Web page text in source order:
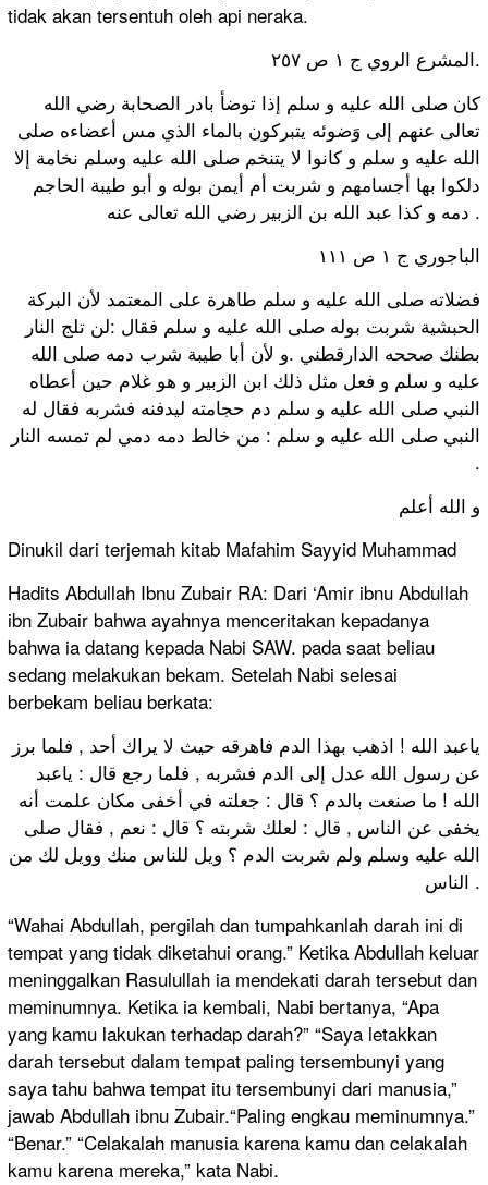
tidak akan tersentuh oleh api neraka.
المشرع الروي ج ١ ص ٢٥٧.
كان صلى الله عليه و سلم إذا توضأ بادر الصحابة رضي الله
تعالى عنهم إلى وَضوئه يتبركون بالماء الذي مس أعضاءه صلى
الله عليه و سلم و كانوا لا يتنخم صلى الله عليه وسلم نخامة إلا
دلكوا بها أجسامهم و شربت أم أيمن بوله و أبو طيبة الحاجم
دمه و كذا عبد الله بن الزبير رضي الله تعالى عنه .
الباجوري ج ١ ص ١١١
فضلاته صلى الله عليه و سلم طاهرة على المعتمد لأن البركة
الحبشية شربت بوله صلى الله عليه و سلم فقال :لن تلج النار
بطنك صححه الدارقطني .و لأن أبا طيبة شرب دمه صلى الله
عليه و سلم و فعل مثل ذلك ابن الزبير و هو غلام حين أعطاه
النبي صلى الله عليه و سلم دم حجامته ليدفنه فشربه فقال له
النبي صلى الله عليه و سلم : من خالط دمه دمي لم تمسه النار
.
و الله أعلم
Dinukil dari terjemah kitab Mafahim Sayyid Muhammad
Hadits Abdullah Ibnu Zubair RA: Dari ‘Amir ibnu Abdullah
ibn Zubair bahwa ayahnya menceritakan kepadanya
bahwa ia datang kepada Nabi SAW. pada saat beliau
sedang melakukan bekam. Setelah Nabi selesai
berbekam beliau berkata:
ياعبد الله ! اذهب بهذا الدم فاهرقه حيث لا يراك أحد , فلما برز
عن رسول الله عدل إلى الدم فشربه , فلما رجع قال : ياعبد
الله ! ما صنعت بالدم ؟ قال : جعلته في أخفى مكان علمت أنه
يخفى عن الناس , قال : لعلك شربته ؟ قال : نعم , فقال صلى
الله عليه وسلم ولم شربت الدم ؟ ويل للناس منك وويل لك من
الناس .
“Wahai Abdullah, pergilah dan tumpahkanlah darah ini di
tempat yang tidak diketahui orang.” Ketika Abdullah keluar
meninggalkan Rasulullah ia mendekati darah tersebut dan
meminumnya. Ketika ia kembali, Nabi bertanya, “Apa
yang kamu lakukan terhadap darah?” “Saya letakkan
darah tersebut dalam tempat paling tersembunyi yang
saya tahu bahwa tempat itu tersembunyi dari manusia,”
jawab Abdullah ibnu Zubair.“Paling engkau meminumnya.”
“Benar.” “Celakalah manusia karena kamu dan celakalah
kamu karena mereka,” kata Nabi.